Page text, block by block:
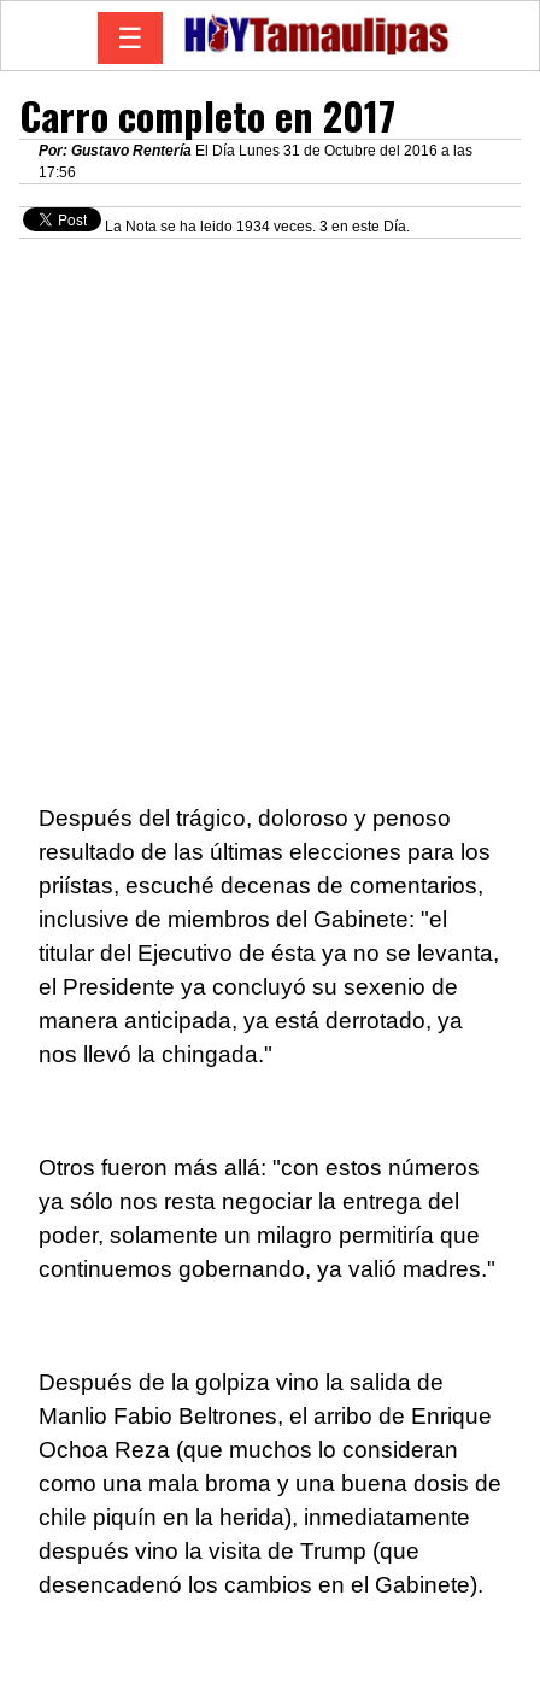
☰
Carro completo en 2017
Por: Gustavo Rentería El Día Lunes 31 de Octubre del 2016 a las
17:56
La Nota se ha leido 1934 veces. 3 en este Día.
Después del trágico, doloroso y penoso
resultado de las últimas elecciones para los
priístas, escuché decenas de comentarios,
inclusive de miembros del Gabinete: "el
titular del Ejecutivo de ésta ya no se levanta,
el Presidente ya concluyó su sexenio de
manera anticipada, ya está derrotado, ya
nos llevó la chingada."
Otros fueron más allá: "con estos números
ya sólo nos resta negociar la entrega del
poder, solamente un milagro permitiría que
continuemos gobernando, ya valió madres."
Después de la golpiza vino la salida de
Manlio Fabio Beltrones, el arribo de Enrique
Ochoa Reza (que muchos lo consideran
como una mala broma y una buena dosis de
chile piquín en la herida), inmediatamente
después vino la visita de Trump (que
desencadenó los cambios en el Gabinete).